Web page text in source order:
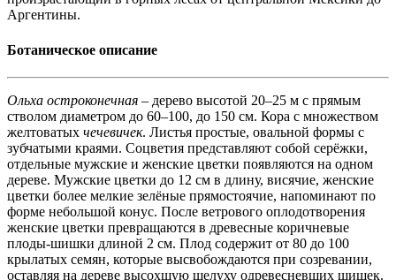
Аргентины.
Ботаническое описание
Ольха остроконечная – дерево высотой 20–25 м с прямым
стволом диаметром до 60–100, до 150 см. Кора с множеством
желтоватых чечевичек. Листья простые, овальной формы с
зубчатыми краями. Соцветия представляют собой серёжки,
отдельные мужские и женские цветки появляются на одном
дереве. Мужские цветки до 12 см в длину, висячие, женские
цветки более мелкие зелёные прямостоячие, напоминают по
форме небольшой конус. После ветрового оплодотворения
женские цветки превращаются в древесные коричневые
плоды-шишки длиной 2 см. Плод содержит от 80 до 100
крылатых семян, которые высвобождаются при созревании,
оставляя на дереве высохшую шелуху одревесневших шишек.